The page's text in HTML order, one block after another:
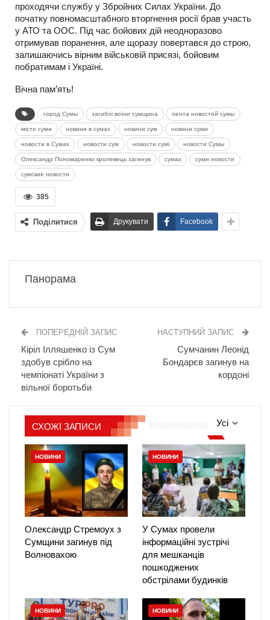
проходячи службу у Збройних Силах України. До
початку повномасштабного вторгнення росії брав участь
у АТО та ООС. Під час бойових дій неодноразово
отримував поранення, але щоразу повертався до строю,
залишаючись вірним військовій присязі, бойовим
побратимам і Україні.
Вічна пам’ять!
город Сумы загиблі воїни сумщина лента новостей сумы
місто суми новини в сумах новини сум новини суми
новости в Сумах новости сум новости сумі новости Сумы
Олександр Пономаренко кролевець загинув сумах суми новости
сумские новости
385
Поділитися Друкувати Facebook
Панорама
ПОПЕРЕДНІЙ ЗАПИС
Кіріл Ілляшенко із Сум
здобув срібло на
чемпіонаті України з
вільної боротьби
НАСТУПНИЙ ЗАПИС
Сумчанин Леонід
Бондарєв загинув на
кордоні
Усі
СХОЖІ ЗАПИСИ
НОВИНИ
Олександр Стремоух з
Сумщини загинув під
Волновахою
НОВИНИ
У Сумах провели
інформаційні зустрічі
для мешканців
пошкоджених
обстрілами будинків
НОВИНИ НОВИНИ